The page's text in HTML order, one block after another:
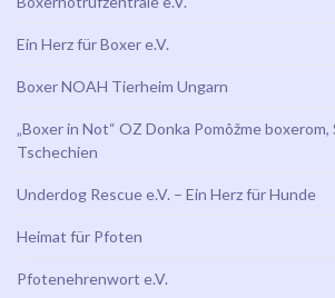
Ein Herz für Boxer e.V.
Boxer NOAH Tierheim Ungarn
„Boxer in Not“ OZ Donka Pomôžme boxerom,
Tschechien
Underdog Rescue e.V. – Ein Herz für Hunde
Heimat für Pfoten
Pfotenehrenwort e.V.